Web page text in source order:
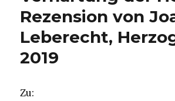
Rezension von
Leberecht,
2019
Zu: